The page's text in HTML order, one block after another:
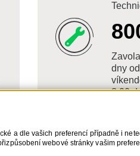
a dle vašich preferencí případně i
webové stránky vašim
dny
8:00